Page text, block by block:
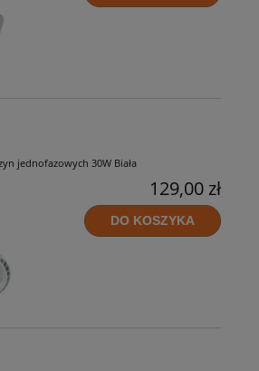
jednofazowych 30W Biała
129,00 zł
DO KOSZYKA